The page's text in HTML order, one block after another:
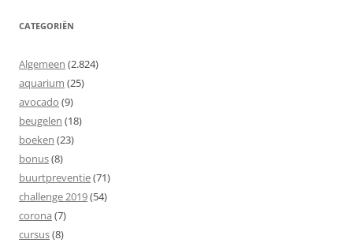
CATEGORIËN
Algemeen (2.824)
aquarium (25)
avocado (9)
beugelen (18)
boeken (23)
bonus(8)
buurtpreventie(71)
challenge 2019(54)
corona (7)
cursus(8)